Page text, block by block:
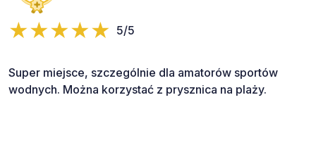
5/5
Super miejsce, szczególnie dla amatorów sportów
wodnych. Można korzystać z prysznica na plaży.